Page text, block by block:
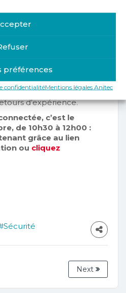
préférences
confidentialitéMentions légales Anitec
de la santé connectée.
va s’amplifier au cours
avec le vieillissement de
électriques et
valoriser votre
des clients particuliers et
et comprendre ce
d’expérience.
c’est le
de 10h30 à 12h00 :
grâce au lien
ou cliquez
Next